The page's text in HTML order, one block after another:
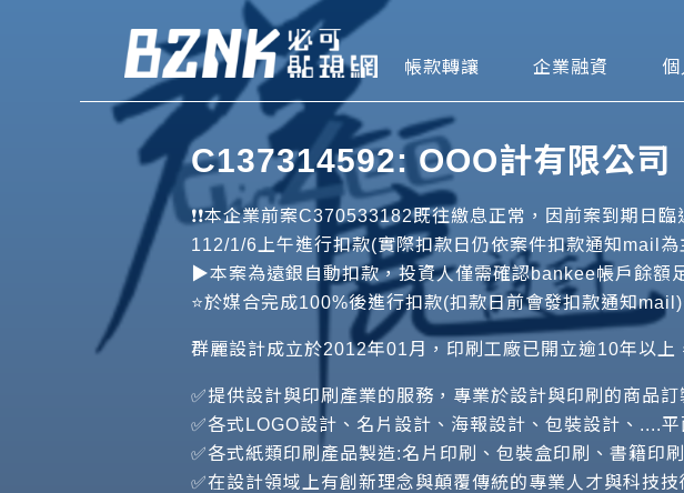
帳款轉讓 企業融資
C137314592: OOO計有限公司
❗️❗️本企業前案C370533182既往繳息正常，因前案到期日
112/1/6上午進行扣款(實際扣款日仍依案件扣款通知mail為主
▶️本案為遠銀自動扣款，投資人僅需確認bankee帳戶餘額
⭐️於媒合完成100%後進行扣款(扣款日前會發扣款通知
群麗設計成立於2012年01月，印刷工廠已開立逾10年以
✅提供設計與印刷產業的服務，專業於設計與印刷的商品訂
✅各式LOGO設計、名片設計、海報設計、包裝設計、....
✅各式紙類印刷產品製造:名片印刷、包裝盒印刷、書籍印
✅在設計領域上有創新理念與顛覆傳統的專業人才與科技技